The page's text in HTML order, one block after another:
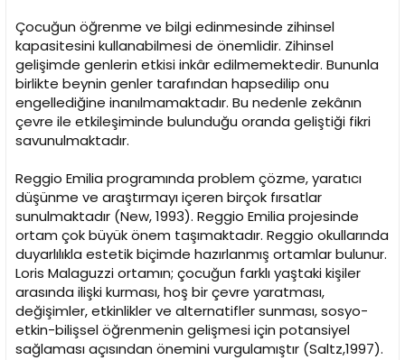
Çocuğun öğrenme ve bilgi edinmesinde zihinsel
kapasitesini kullanabilmesi de önemlidir. Zihinsel
gelişimde genlerin etkisi inkâr edilmemektedir. Bununla
birlikte beynin genler tarafından hapsedilip onu
engellediğine inanılmamaktadır. Bu nedenle zekânın
çevre ile etkileşiminde bulunduğu oranda geliştiği fikri
savunulmaktadır.
Reggio Emilia programında problem çözme, yaratıcı
düşünme ve araştırmayı içeren birçok fırsatlar
sunulmaktadır (New, 1993). Reggio Emilia projesinde
ortam çok büyük önem taşımaktadır. Reggio okullarında
duyarlılıkla estetik biçimde hazırlanmış ortamlar bulunur.
Loris Malaguzzi ortamın; çocuğun farklı yaştaki kişiler
arasında ilişki kurması, hoş bir çevre yaratması,
değişimler, etkinlikler ve alternatifler sunması, sosyo-
etkin-bilişsel öğrenmenin gelişmesi için potansiyel
sağlaması açısından önemini vurgulamıştır (Saltz,1997).